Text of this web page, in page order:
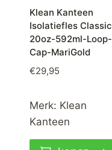
Klean Kanteen
Isolatiefles Classic
20oz-592ml-Loop-
Cap-MariGold
€29,95
Merk: Klean
Kanteen